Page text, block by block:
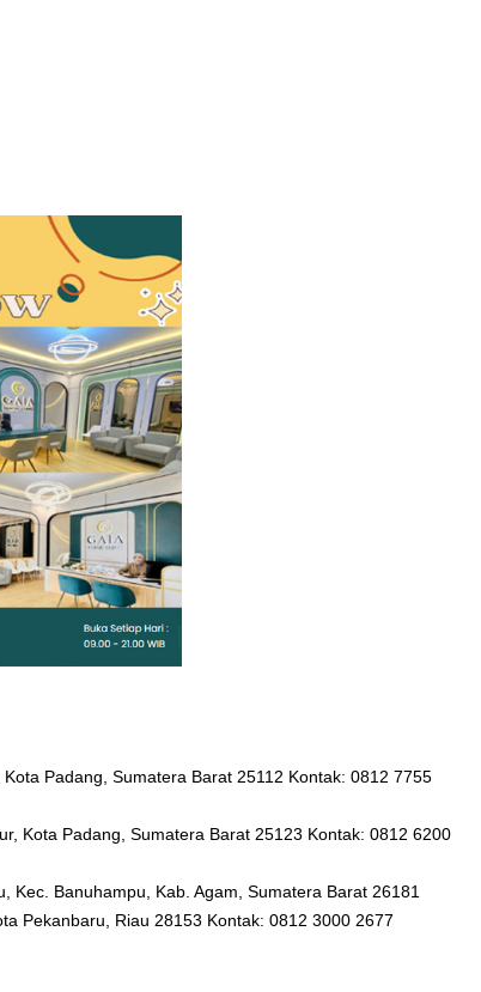
Padang, Sumatera Barat 25112 Kontak: 0812 7755
Kota Padang, Sumatera Barat 25123 Kontak: 0812 6200
Kec. Banuhampu, Kab. Agam, Sumatera Barat 26181
Pekanbaru, Riau 28153 Kontak: 0812 3000 2677